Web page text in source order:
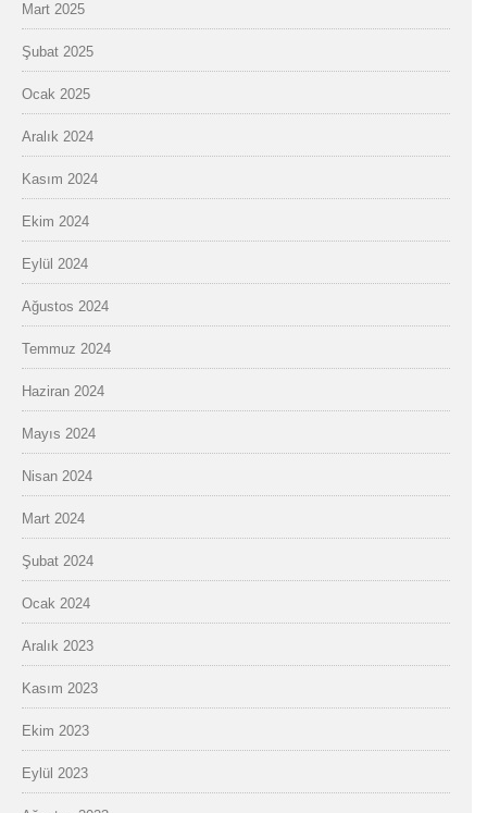
Mart 2025
Şubat 2025
Ocak 2025
Aralık 2024
Kasım 2024
Ekim 2024
Eylül 2024
Ağustos 2024
Temmuz 2024
Haziran 2024
Mayıs 2024
Nisan 2024
Mart 2024
Şubat 2024
Ocak 2024
Aralık 2023
Kasım 2023
Ekim 2023
Eylül 2023